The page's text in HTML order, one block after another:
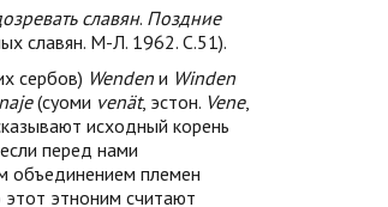
славян. Поздние
славян. М-Л. 1962. С.51).
сербов) Wenden и Winden
(суоми venät, эстон. Vene,
исходный корень
перед нами
объединением племен
этноним считают